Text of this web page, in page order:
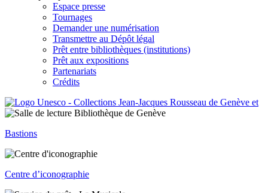
Espace presse
Tournages
Demander une numérisation
Transmettre au Dépôt légal
Prêt entre bibliothèques (institutions)
Prêt aux expositions
Partenariats
Crédits
Bastions
Centre d’iconographie